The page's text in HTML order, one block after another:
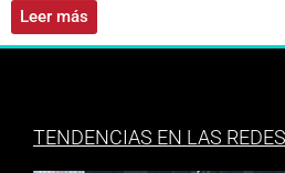
Leer más
TENDENCIAS EN LAS REDES